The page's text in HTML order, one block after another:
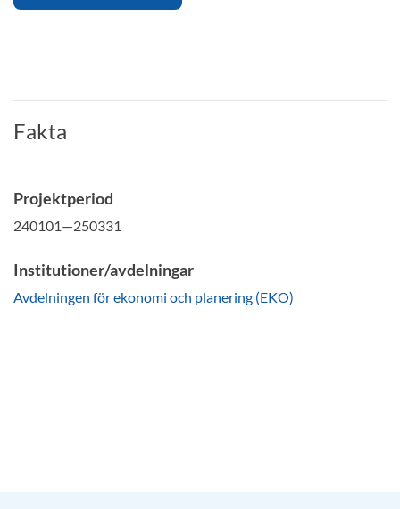
Fakta
Projektperiod
240101—250331
Institutioner/avdelningar
Avdelningen för ekonomi och planering (EKO)